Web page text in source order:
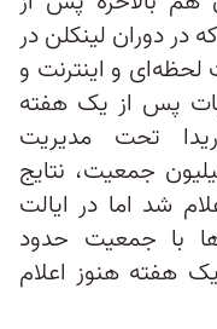
دوران لینکلن در
لحظه‌ای و اینترنت و
پس از یک هفته
تحت مدیریت
با بیش از ۲۱ میلیون جمعیت، نتایج
شد اما در ایالت
با جمعیت حدود
هفته هنوز اعلام